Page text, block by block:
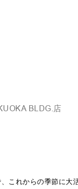
BLDG.店
これからの季節に大